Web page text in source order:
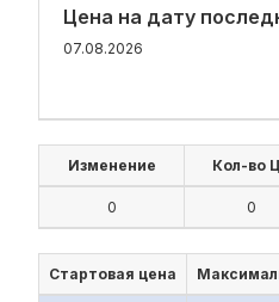
Цена на дату
07.08.2026
Изменение Кол-во
0 0
Стартовая цена